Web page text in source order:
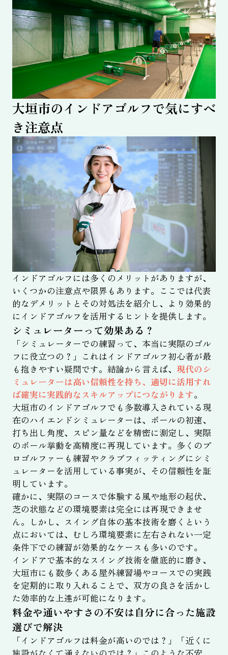
大垣市のインドアゴルフで気にすべ
き注意点
インドアゴルフには多くのメリットがありますが、
いくつかの注意点や限界もあります。ここでは代表
的なデメリットとその対処法を紹介し、より効果的
にインドアゴルフを活用するヒントを提供します。
シミュレーターって効果ある？
「シミュレーターでの練習って、本当に実際のゴル
フに役立つの？」これはインドアゴルフ初心者が最
も抱きやすい疑問です。結論から言えば、 現代のシ
ミュレーターは高い信頼性を持ち、適切に活用すれ
ば確実に実践的なスキルアップにつながります。
大垣市のインドアゴルフでも多数導入されている現
在のハイエンドシミュレーターは、ボールの初速、
打ち出し角度、スピン量などを精密に測定し、実際
のボール挙動を高精度に再現しています。多くのプ
ロゴルファーも練習やクラブフィッティングにシミ
ュレーターを活用している事実が、その信頼性を証
明しています。
確かに、実際のコースで体験する風や地形の起伏、
芝の状態などの環境要素は完全には再現できませ
ん。しかし、スイング自体の基本技術を磨くという
点においては、むしろ環境要素に左右されない一定
条件下での練習が効果的なケースも多いのです。
インドアで基本的なスイング技術を徹底的に磨き、
大垣市にも数多くある屋外練習場やコースでの実践
を定期的に取り入れることで、双方の良さを活かし
た効率的な上達が可能になります。
料金や通いやすさの不安は自分に合った施設
選びで解決
「インドアゴルフは料金が高いのでは？」「近くに